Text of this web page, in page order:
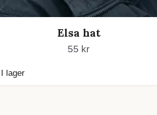
Elsa hat
55 kr
I lager